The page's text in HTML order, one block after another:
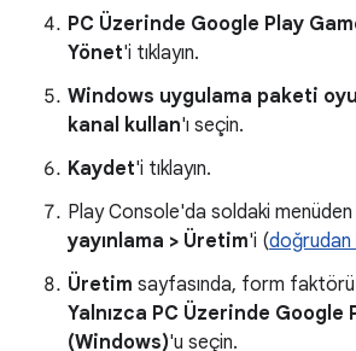
PC Üzerinde Google Play
Yönet'i tıklayın.
Windows uygulama paketi
kanal kullan'ı seçin.
Kaydet'i tıklayın.
Play Console'da soldaki menüden
yayınlama > Üretim'i (doğrudan
Üretim sayfasında, form faktörü
Yalnızca PC Üzerinde Google
(Windows)'u seçin.